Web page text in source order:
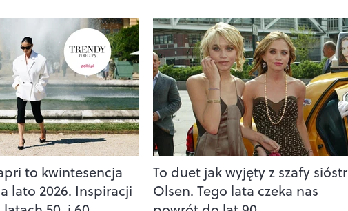
to kwintesencja
lato 2026. Inspiracji
To duet jak wyjęty z szafy sióstr
Olsen. Tego lata czeka nas